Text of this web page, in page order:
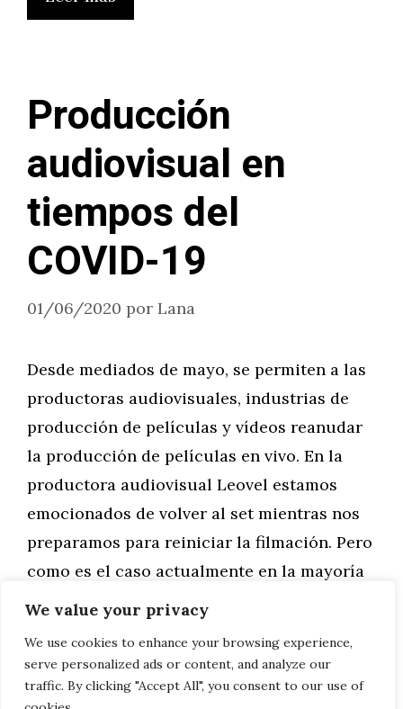
We value your privacy
We use cookies to enhance your browsing experience,
serve personalized ads or content, and analyze our
traffic. By clicking "Accept All", you consent to our use of
Producción
audiovisual en
tiempos del
COVID-19
01/06/2020 por Lana
Desde mediados de mayo, se permiten a las
productoras audiovisuales, industrias de
producción de películas y vídeos reanudar
la producción de películas en vivo. En la
productora audiovisual Leovel estamos
emocionados de volver al set mientras nos
preparamos para reiniciar la filmación. Pero
como es el caso actualmente en la mayoría
de las industrias, la …
Leer más